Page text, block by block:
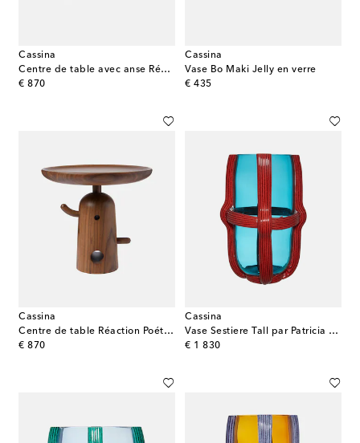
Cassina
Centre de table avec anse Réaction Poétique par Jaime Hayon
€ 870
original price
Cassina
Vase Bo Maki Jelly en verre
€ 435
original price
Cassina
Centre de table Réaction Poétique Tall par Jaime Hayon
€ 870
original price
Cassina
Vase Sestiere Tall par Patricia Urquiola
€ 1 830
original price